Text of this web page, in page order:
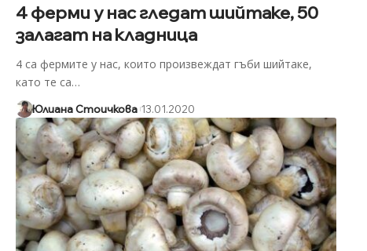
4 ферми у нас гледат шийтаке, 50
залагат на кладница
4 са фермите у нас, които произвеждат гъби шийтаке,
като те са…
Юлиана Стоичкова 13.01.2020